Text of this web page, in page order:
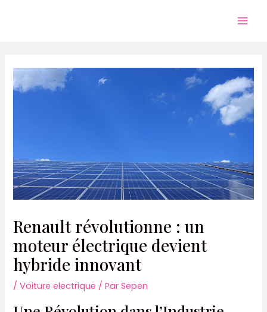
Renault révolutionne : un
moteur électrique devient
hybride innovant
/Voiture electrique / ParSepen